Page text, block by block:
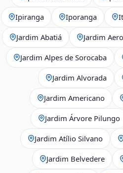
Ipiranga Iporanga
Jardim Abatiá Jardim
Jardim Alpes de Sorocaba
Jardim Alvorada
Jardim Americano
Jardim Árvore Pilungo
Jardim Atílio Silvano
Jardim Belvedere